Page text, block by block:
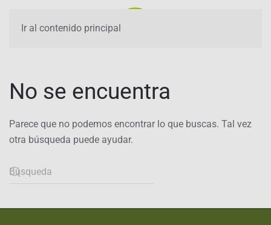
Ir al contenido principal
No se encuentra
Parece que no podemos encontrar lo que buscas. Tal vez
otra búsqueda puede ayudar.